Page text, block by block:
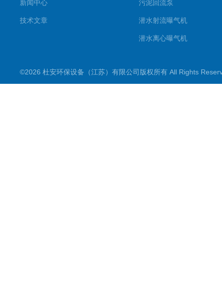
新闻中心
技术文章
污泥回流泵
潜水射流曝气机
潜水离心曝气机
潜水推流器
©2026 杜安环保设备（江苏）有限公司版权所有 All Rights